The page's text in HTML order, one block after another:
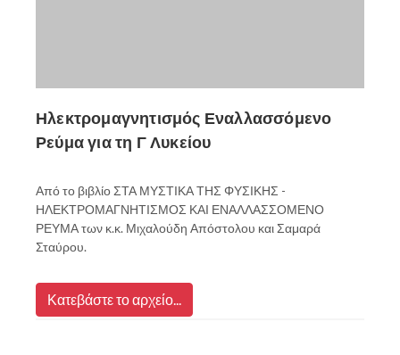
Ηλεκτρομαγνητισμός Εναλλασσόμενο
Ρεύμα για τη Γ Λυκείου
Από το βιβλίο ΣΤΑ ΜΥΣΤΙΚΑ ΤΗΣ ΦΥΣΙΚΗΣ -
ΗΛΕΚΤΡΟΜΑΓΝΗΤΙΣΜΟΣ ΚΑΙ ΕΝΑΛΛΑΣΣΟΜΕΝΟ
ΡΕΥΜΑ των κ.κ. Μιχαλούδη Απόστολου και Σαμαρά
Σταύρου.
Κατεβάστε το αρχείο...